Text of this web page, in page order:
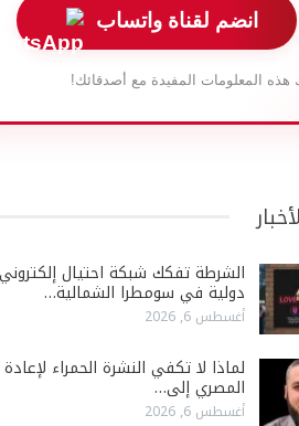
انضم لقناة واتساب
هذه المعلومات المفيدة مع أصدقائك!
الشرطة تفكك شبكة احتيال إلكتروني
دولية في سومطرا الشمالية…
أغسطس 6, 2026
لماذا لا تكفي النشرة الحمراء
المصري إلى…
أغسطس 6, 2026